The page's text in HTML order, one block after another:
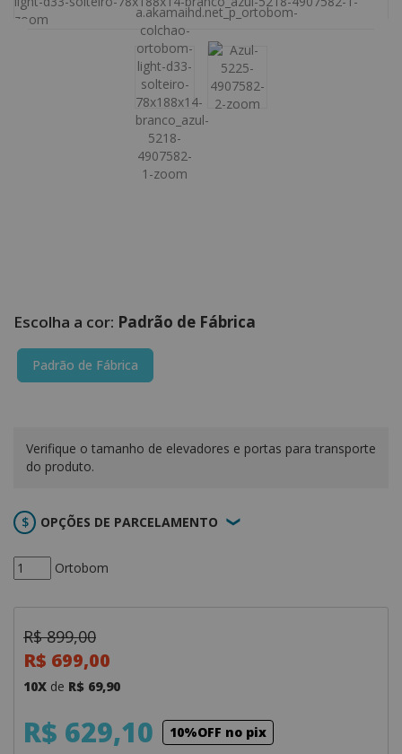
Padrão de Fábrica
Padrão de Fábrica
Ortobom
Verifique o tamanho de elevadores e portas para transporte
do produto.
OPÇÕES DE PARCELAMENTO
R$ 899,00
R$ 699,00
10X de R$ 69,90
R$ 629,10
10%OFF no pix